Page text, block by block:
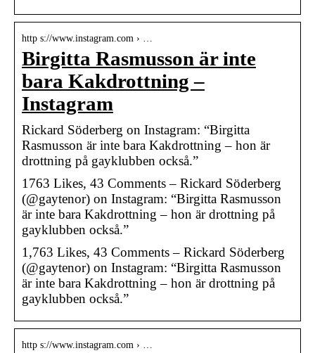
http s://www.instagram.com › …
Birgitta Rasmusson är inte
bara Kakdrottning –
Instagram
Rickard Söderberg on Instagram: “Birgitta
Rasmusson är inte bara Kakdrottning – hon är
drottning på gayklubben också.”
1763 Likes, 43 Comments – Rickard Söderberg
(@gaytenor) on Instagram: “Birgitta Rasmusson
är inte bara Kakdrottning – hon är drottning på
gayklubben också.”
1,763 Likes, 43 Comments – Rickard Söderberg
(@gaytenor) on Instagram: “Birgitta Rasmusson
är inte bara Kakdrottning – hon är drottning på
gayklubben också.”
http s://www.instagram.com › …